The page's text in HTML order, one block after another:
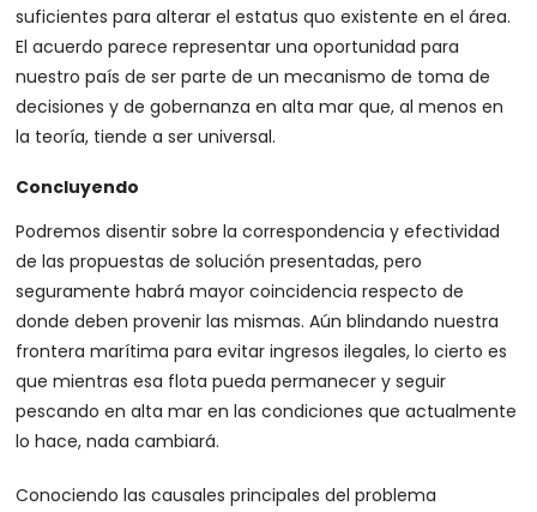
suficientes para alterar el estatus quo existente en el área.
El acuerdo parece representar una oportunidad para
nuestro país de ser parte de un mecanismo de toma de
decisiones y de gobernanza en alta mar que, al menos en
la teoría, tiende a ser universal.
Concluyendo
Podremos disentir sobre la correspondencia y efectividad
de las propuestas de solución presentadas, pero
seguramente habrá mayor coincidencia respecto de
donde deben provenir las mismas. Aún blindando nuestra
frontera marítima para evitar ingresos ilegales, lo cierto es
que mientras esa flota pueda permanecer y seguir
pescando en alta mar en las condiciones que actualmente
lo hace, nada cambiará.
Conociendo las causales principales del problema